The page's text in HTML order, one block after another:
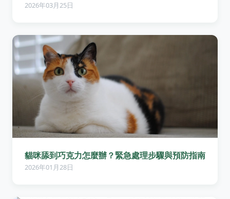
2026年03月25日
貓咪舔到巧克力怎麼辦？緊急處理步驟與預防指南
2026年01月28日